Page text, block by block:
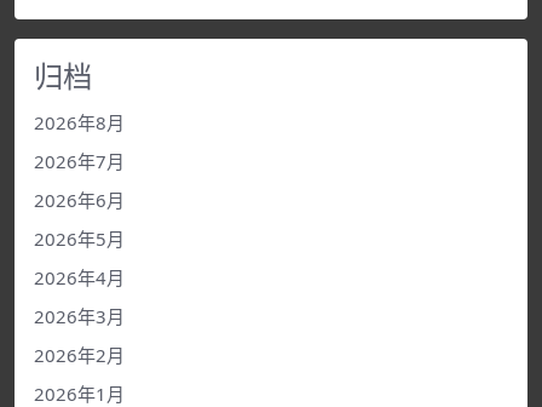
归档
2026年8月
2026年7月
2026年6月
2026年5月
2026年4月
2026年3月
2026年2月
2026年1月